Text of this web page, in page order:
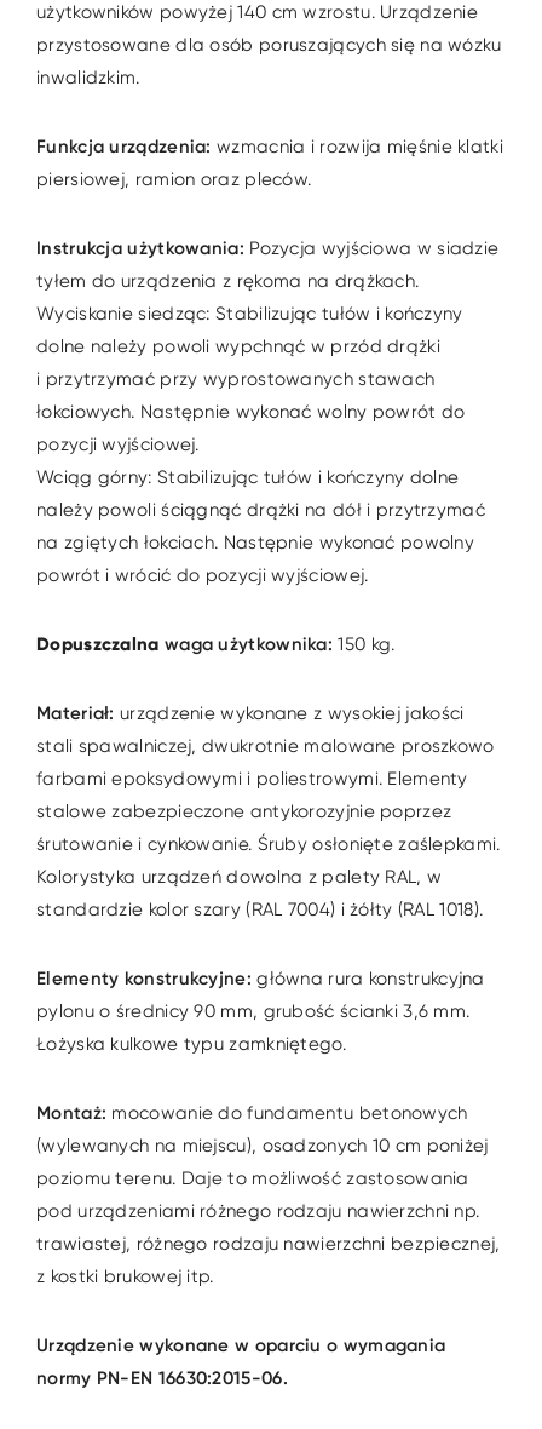
użytkowników powyżej 140 cm wzrostu. Urządzenie
przystosowane dla osób poruszających się na wózku
inwalidzkim.
Funkcja urządzenia: wzmacnia i rozwija mięśnie klatki
piersiowej, ramion oraz pleców.
Instrukcja użytkowania: Pozycja wyjściowa w siadzie
tyłem do urządzenia z rękoma na drążkach.
Wyciskanie siedząc: Stabilizując tułów i kończyny
dolne należy powoli wypchnąć w przód drążki
i przytrzymać przy wyprostowanych stawach
łokciowych. Następnie wykonać wolny powrót do
pozycji wyjściowej.
Wciąg górny: Stabilizując tułów i kończyny dolne
należy powoli ściągnąć drążki na dół i przytrzymać
na zgiętych łokciach. Następnie wykonać powolny
powrót i wrócić do pozycji wyjściowej.
Dopuszczalna waga użytkownika: 150 kg.
Materiał: urządzenie wykonane z wysokiej jakości
stali spawalniczej, dwukrotnie malowane proszkowo
farbami epoksydowymi i poliestrowymi. Elementy
stalowe zabezpieczone antykorozyjnie poprzez
śrutowanie i cynkowanie. Śruby osłonięte zaślepkami.
Kolorystyka urządzeń dowolna z palety RAL, w
standardzie kolor szary (RAL 7004) i żółty (RAL 1018).
Elementy konstrukcyjne: główna rura konstrukcyjna
pylonu o średnicy 90 mm, grubość ścianki 3,6 mm.
Łożyska kulkowe typu zamkniętego.
Montaż: mocowanie do fundamentu betonowych
(wylewanych na miejscu), osadzonych 10 cm poniżej
poziomu terenu. Daje to możliwość zastosowania
pod urządzeniami różnego rodzaju nawierzchni np.
trawiastej, różnego rodzaju nawierzchni bezpiecznej,
z kostki brukowej itp.
Urządzenie wykonane w oparciu o wymagania
normy PN-EN 16630:2015-06.